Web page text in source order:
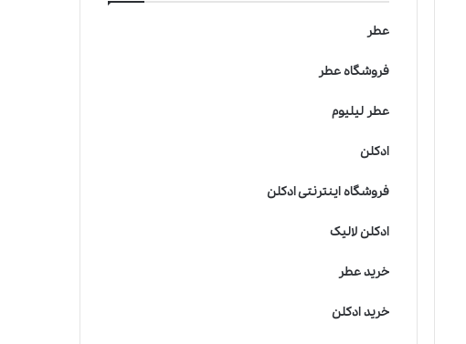
عطر
فروشگاه عطر
عطر لیلیوم
ادکلن
فروشگاه اینترنتی ادکلن
ادکلن لالیک
خرید عطر
خرید ادکلن